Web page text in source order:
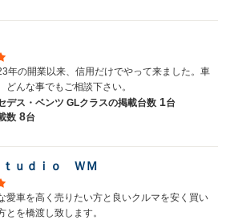
年の開業以来、信用だけでやって来ました。車
どんな事でもご相談下さい。
デス・ベンツ GLクラスの掲載台数 1台
数 8台
ｕｄｉｏ ＷＭ
愛車を高く売りたい方と良いクルマを安く買い
とを橋渡し致します。